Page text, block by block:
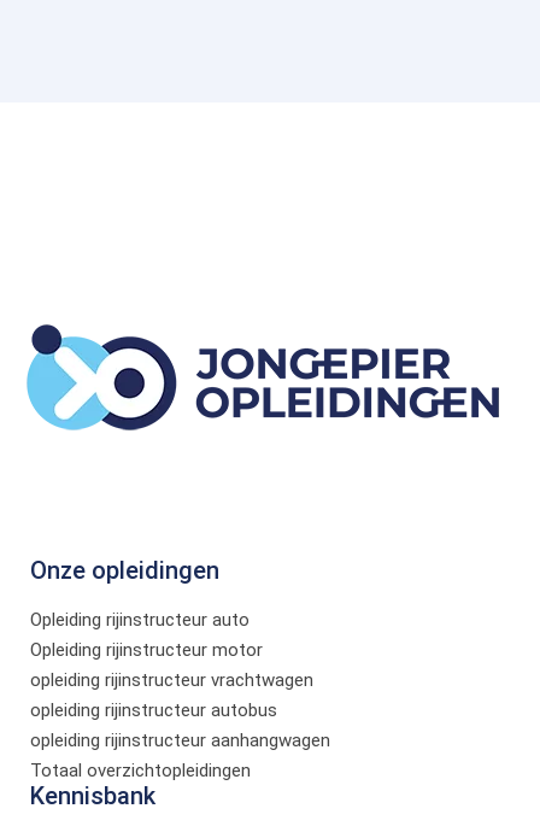
Onze opleidingen
Opleiding rijinstructeur auto
Opleiding rijinstructeur motor
opleiding rijinstructeur vrachtwagen
opleiding rijinstructeur autobus
opleiding rijinstructeur aanhangwagen
Totaal overzichtopleidingen
Kennisbank